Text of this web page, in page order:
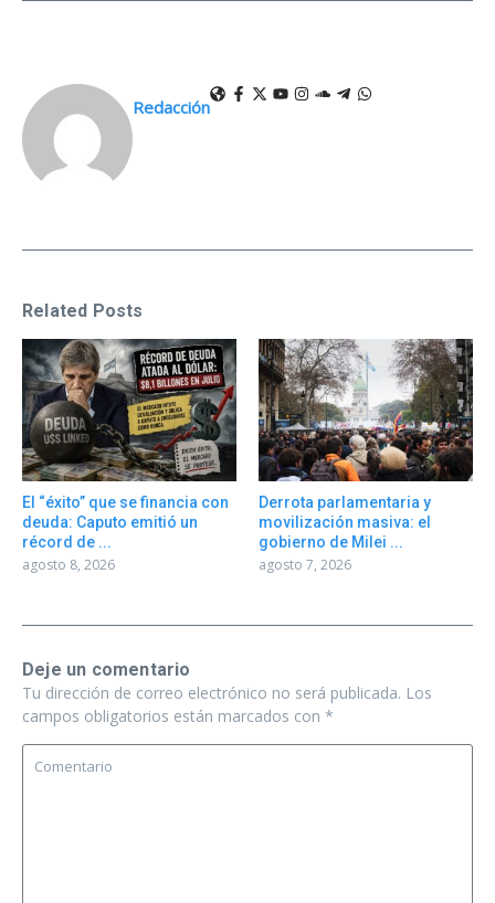
Redacción
Related Posts
El “éxito” que se financia con
deuda: Caputo emitió un
récord de ...
agosto 8, 2026
Derrota parlamentaria y
movilización masiva: el
gobierno de Milei ...
agosto 7, 2026
Deje un comentario
Tu dirección de correo electrónico no será publicada. Los
campos obligatorios están marcados con *